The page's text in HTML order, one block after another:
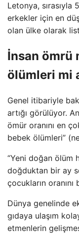
Letonya, sırasıyla
erkekler için en
olan ülke olarak
İnsan ömrü
ölümleri mi
Genel itibariyle
artığı görülüyor.
ömür oranını en
bebek ölümleri”
“Yeni doğan ölüm
doğduktan bir ay
çocukların
Dünya genelinde
gıdaya ulaşım
etmenlerin